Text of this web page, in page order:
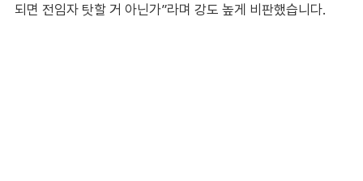
되면 전임자 탓할 거 아닌가”라며 강도 높게 비판했습니다.